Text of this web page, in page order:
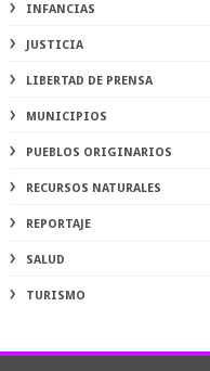
INFANCIAS
JUSTICIA
LIBERTAD DE PRENSA
MUNICIPIOS
PUEBLOS ORIGINARIOS
RECURSOS NATURALES
REPORTAJE
SALUD
TURISMO